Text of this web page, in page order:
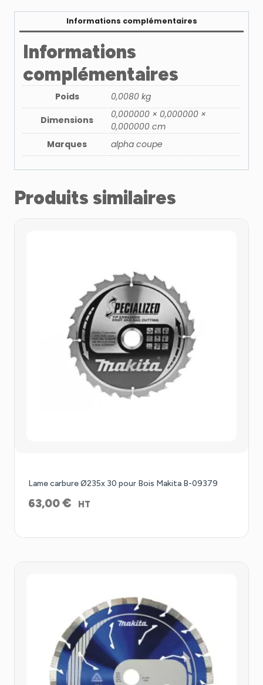
Informations complémentaires
Informations
complémentaires
Poids
0,0080 kg
Dimensions
0,000000 × 0,000000 ×
0,000000 cm
Marques
alpha coupe
Produits similaires
Lame carbure Ø235x 30 pour Bois Makita B-09379
63,00€ HT